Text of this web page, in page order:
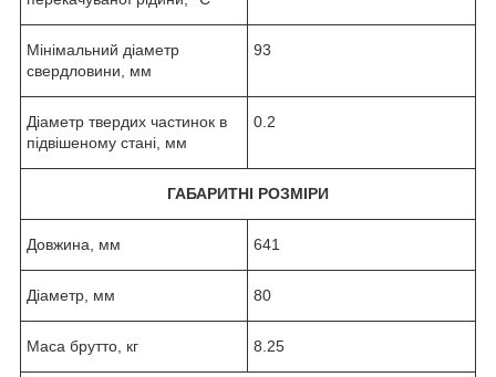
Мінімальний діаметр
свердловини, мм
93
Діаметр твердих частинок в
підвішеному стані, мм
0.2
ГАБАРИТНІ РОЗМІРИ
Довжина, мм 641
Діаметр, мм 80
Маса брутто, кг 8.25